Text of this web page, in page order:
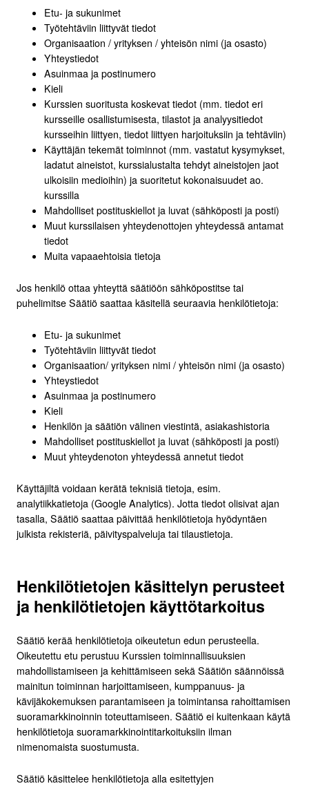
Etu- ja sukunimet
Työtehtäviin liittyvät tiedot
Organisaation / yrityksen / yhteisön nimi (ja osasto)
Yhteystiedot
Asuinmaa ja postinumero
Kieli
Kurssien suoritusta koskevat tiedot (mm. tiedot eri
kursseille osallistumisesta, tilastot ja analyysitiedot
kursseihin liittyen, tiedot liittyen harjoituksiin ja tehtäviin)
Käyttäjän tekemät toiminnot (mm. vastatut kysymykset,
ladatut aineistot, kurssialustalta tehdyt aineistojen jaot
ulkoisiin medioihin) ja suoritetut kokonaisuudet ao.
kurssilla
Mahdolliset postituskiellot ja luvat (sähköposti ja posti)
Muut kurssilaisen yhteydenottojen yhteydessä antamat
tiedot
Muita vapaaehtoisia tietoja
Jos henkilö ottaa yhteyttä säätiöön sähköpostitse tai
puhelimitse Säätiö saattaa käsitellä seuraavia henkilötietoja:
Etu- ja sukunimet
Työtehtäviin liittyvät tiedot
Organisaation/ yrityksen nimi / yhteisön nimi (ja osasto)
Yhteystiedot
Asuinmaa ja postinumero
Kieli
Henkilön ja säätiön välinen viestintä, asiakashistoria
Mahdolliset postituskiellot ja luvat (sähköposti ja posti)
Muut yhteydenoton yhteydessä annetut tiedot
Käyttäjiltä voidaan kerätä teknisiä tietoja, esim.
analytiikkatietoja (Google Analytics). Jotta tiedot olisivat ajan
tasalla, Säätiö saattaa päivittää henkilötietoja hyödyntäen
julkista rekisteriä, päivityspalveluja tai tilaustietoja.
Henkilötietojen käsittelyn perusteet
ja henkilötietojen käyttötarkoitus
Säätiö kerää henkilötietoja oikeutetun edun perusteella.
Oikeutettu etu perustuu Kurssien toiminnallisuuksien
mahdollistamiseen ja kehittämiseen sekä Säätiön säännöissä
mainitun toiminnan harjoittamiseen, kumppanuus- ja
kävijäkokemuksen parantamiseen ja toimintansa rahoittamisen
suoramarkkinoinnin toteuttamiseen. Säätiö ei kuitenkaan käytä
henkilötietoja suoramarkkinointitarkoituksiin ilman
nimenomaista suostumusta.
Säätiö käsittelee henkilötietoja alla esitettyjen